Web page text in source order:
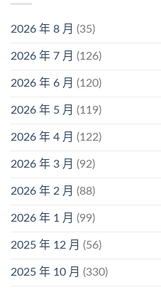
2026 年 8 月 (35)
2026 年 7 月 (126)
2026 年 6 月 (120)
2026 年 5 月 (119)
2026 年 4 月 (122)
2026 年 3 月 (92)
2026 年 2 月 (88)
2026 年 1 月 (99)
2025 年 12 月 (56)
2025 年 10 月 (330)